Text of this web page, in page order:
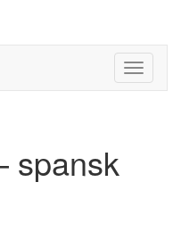
Toggle
spansk